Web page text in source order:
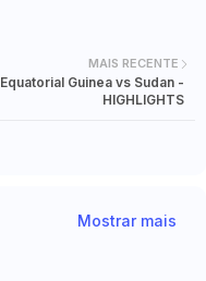
MAIS RECENTE
Equatorial Guinea vs Sudan -
HIGHLIGHTS
Mostrar mais